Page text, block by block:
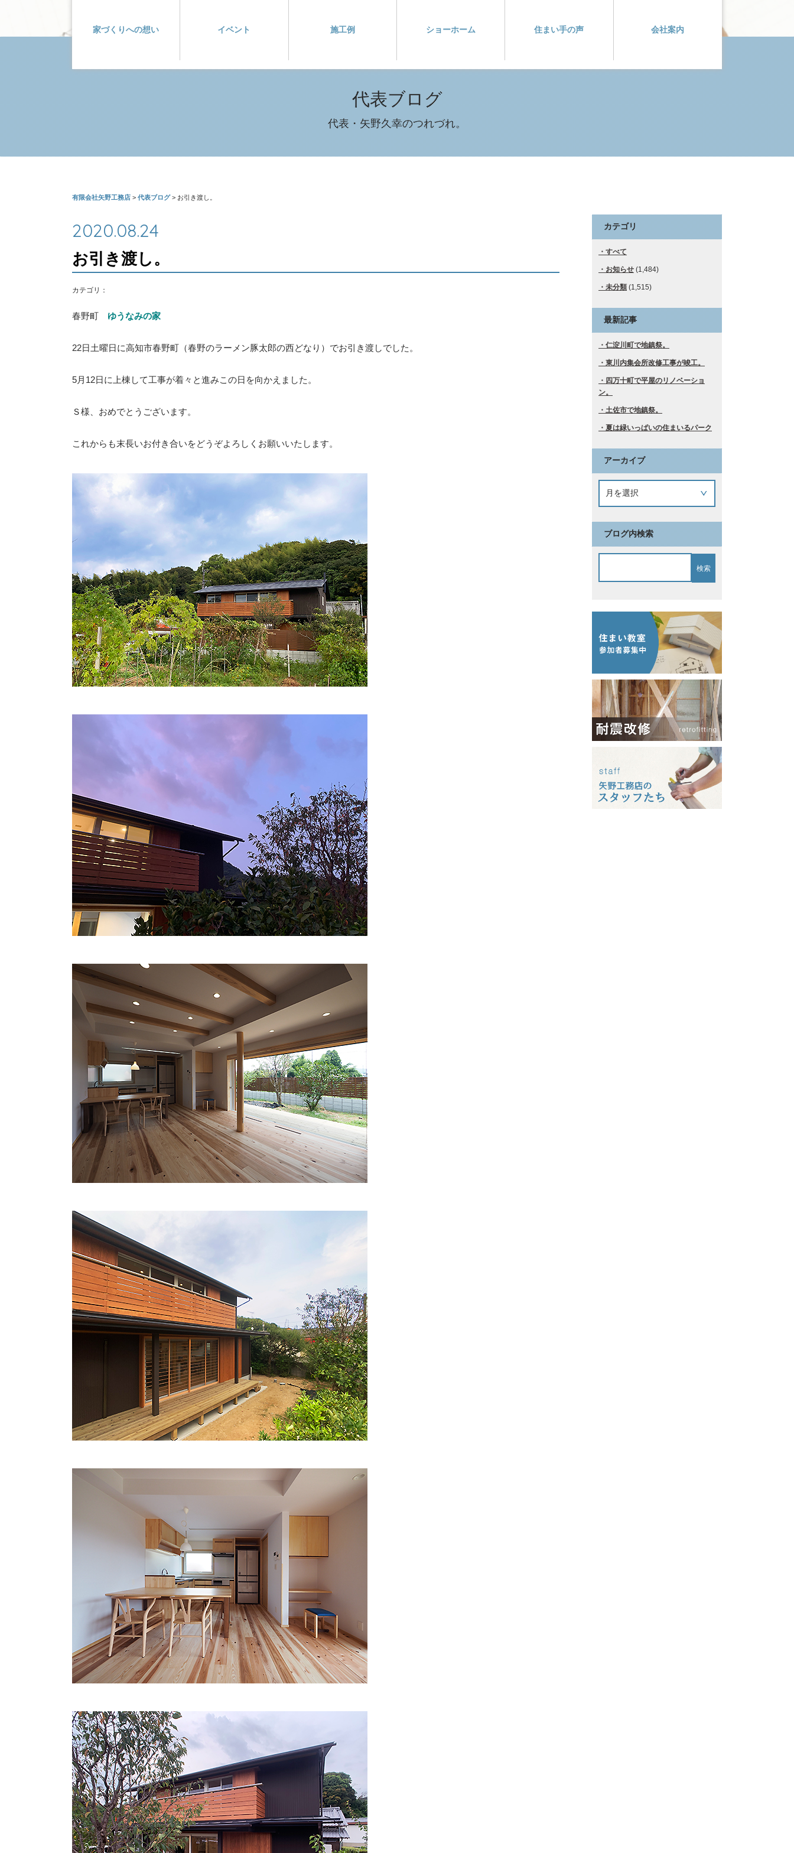
家づくりへの想い イベント 施工例 ショーホーム 住まい手の声 会社案内
代表ブログ
代表・矢野久幸のつれづれ。
有限会社矢野工務店 > 代表ブログ> お引き渡し。
2020.08.24
お引き渡し。
カテゴリ：
春野町 ゆうなみの家
22日土曜日に高知市春野町（春野のラーメン豚太郎の西どなり）でお引き渡しでした。
5月12日に上棟して工事が着々と進みこの日を向かえました。
Ｓ様、おめでとうございます。
これからも末長いお付き合いをどうぞよろしくお願いいたします。
カテゴリ
すべて
お知らせ (1,484)
未分類 (1,515)
最新記事
仁淀川町で地鎮祭。
東川内集会所改修工事が竣工。
四万十町で平屋のリノベーショ
ン。
土佐市で地鎮祭。
夏は緑いっぱいの住まいるパーク
アーカイブ
ブログ内検索